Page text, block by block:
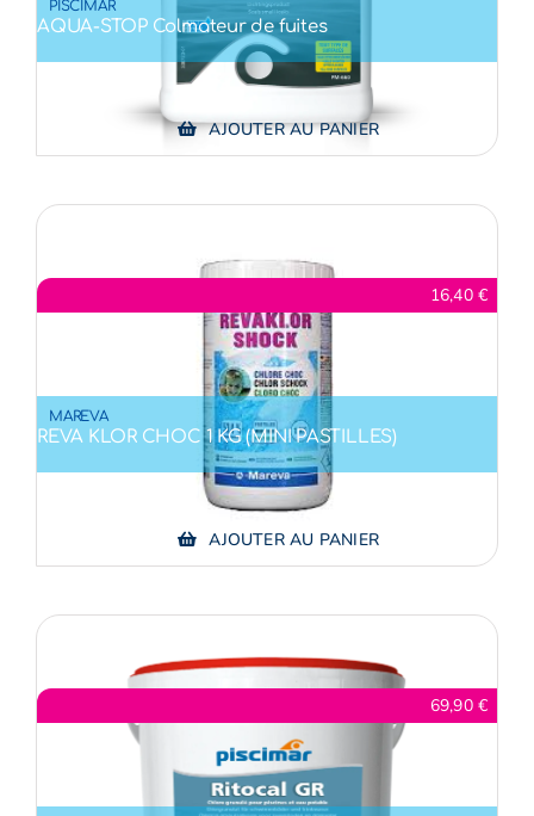
PISCIMAR
AQUA-STOP Colmateur de fuites
AJOUTER AU PANIER
16,40 €
MAREVA
REVA KLOR CHOC 1 KG (MINI PASTILLES)
AJOUTER AU PANIER
69,90 €